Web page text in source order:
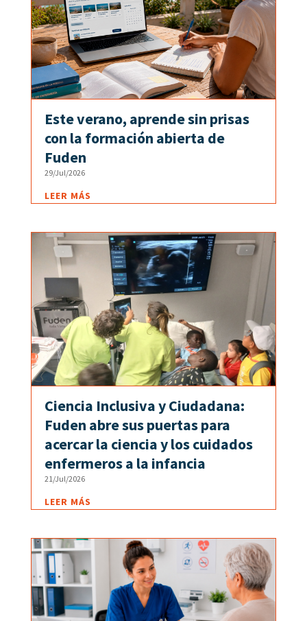
Este verano, aprende sin prisas
con la formación abierta de
Fuden
29/Jul/2026
LEER MÁS
Ciencia Inclusiva y Ciudadana:
Fuden abre sus puertas para
acercar la ciencia y los cuidados
enfermeros a la infancia
21/Jul/2026
LEER MÁS